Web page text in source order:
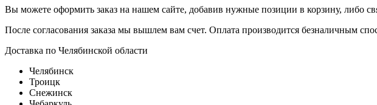
Вы можете оформить заказ на нашем сайте, добавив нужные позиции в корзину, либо
После согласования заказа мы вышлем вам счет. Оплата производится безналичным
Доставка по Челябинской области
Челябинск
Троицк
Снежинск